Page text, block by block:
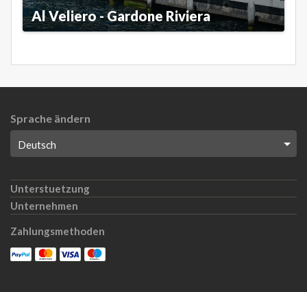
Al Veliero - Gardone Riviera
Sprache ändern
Unterstuetzung
Unternehmen
Zahlungsmethoden